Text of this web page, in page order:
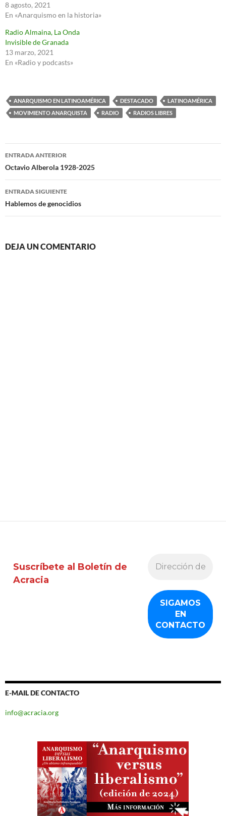
8 agosto, 2021
En «Anarquismo en la historia»
Radio Almaina, La Onda
Invisible de Granada
13 marzo, 2021
En «Radio y podcasts»
ANARQUISMO EN LATINOAMÉRICA DESTACADO
LATINOAMÉRICA
MOVIMIENTO ANARQUISTA
RADIO RADIOS LIBRES
Navegación
de
entradas
ENTRADA ANTERIOR
Octavio Alberola 1928-2025
ENTRADA SIGUIENTE
Hablemos de genocidios
DEJA UN COMENTARIO
Suscríbete al Boletín de
Acracia
E-MAIL DE CONTACTO
info@acracia.org